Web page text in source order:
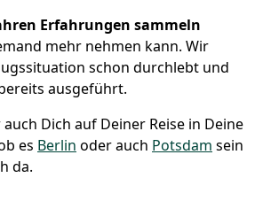
Erfahrungen sammeln
mehr nehmen kann. Wir
schon durchlebt und
ausgeführt.
Dich auf Deiner Reise in Deine
es Berlin oder auch Potsdam sein
da.